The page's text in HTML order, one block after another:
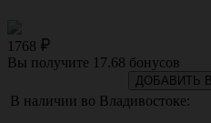
1768
Вы получите 17.68 бонусов
ДОБАВИТЬ
В наличии во Владивостоке: